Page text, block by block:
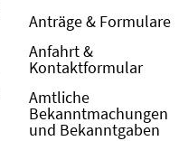
Anträge & Formulare
Anfahrt &
Kontaktformular
Amtliche
Bekanntmachungen
und Bekanntgaben